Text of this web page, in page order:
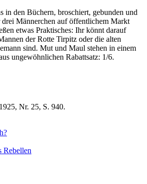
in den Büchern, broschiert, gebunden und
drei Männerchen auf öffentlichem Markt
etwas Praktisches: Ihr könnt darauf
der Rotte Tirpitz oder die alten
sind. Mut und Maul stehen in einem
ungewöhnlichen Rabattsatz: 1/6.
Nr. 25, S. 940.
Rebellen